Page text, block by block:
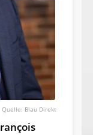
Blau Direkt